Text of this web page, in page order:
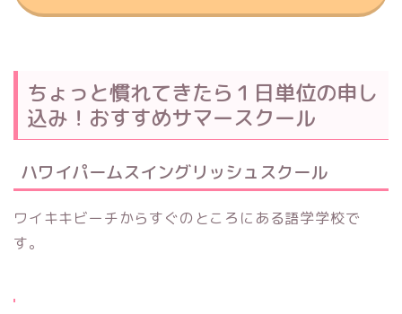
ちょっと慣れてきたら１日単位の申し
込み！おすすめサマースクール
ハワイパームスイングリッシュスクール
ワイキキビーチからすぐのところにある語学学校で
す。